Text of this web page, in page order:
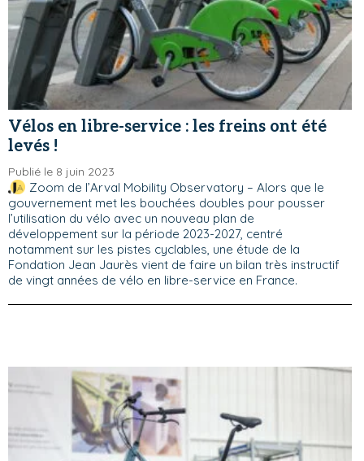
Vélos en libre-service : les freins ont été
levés !
Publié le 8 juin 2023
Zoom de l’Arval Mobility Observatory – Alors que le
gouvernement met les bouchées doubles pour pousser
l’utilisation du vélo avec un nouveau plan de
développement sur la période 2023-2027, centré
notamment sur les pistes cyclables, une étude de la
Fondation Jean Jaurès vient de faire un bilan très instructif
de vingt années de vélo en libre-service en France.